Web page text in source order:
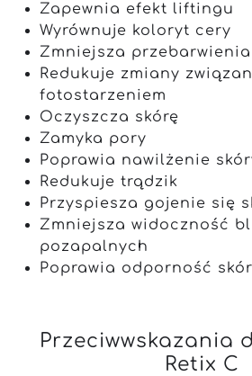
Zapewnia efekt liftingu
Wyrównuje koloryt cery
Zmniejsza przebarwienia
Redukuje zmiany
fotostarzeniem
Oczyszcza skórę
Zamyka pory
Poprawia nawilżenie
Redukuje trądzik
Przyspiesza gojenie się
Zmniejsza widoczność
pozapalnych
Poprawia odporność
Przeciwwskazania
Retix C